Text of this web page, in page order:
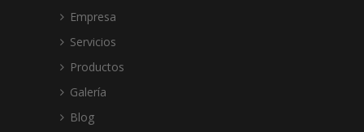
Empresa
Servicios
Productos
Galería
Blog